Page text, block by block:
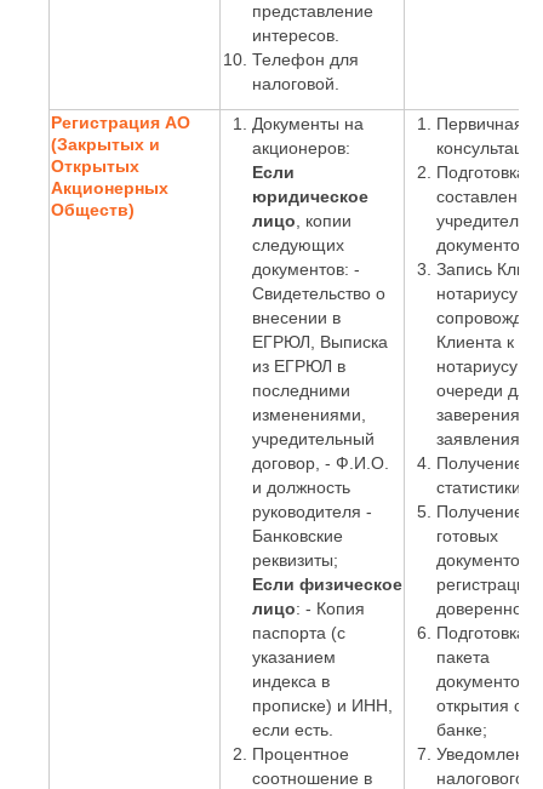
представление
интересов.
Телефон для
налоговой.
Регистрация АО
(Закрытых и
Открытых
Акционерных
Обществ)
Документы на
акционеров:
Если
юридическое
лицо , копии
следующих
документов: -
Свидетельство о
внесении в
ЕГРЮЛ, Выписка
из ЕГРЮЛ в
последними
изменениями,
учредительный
договор, - Ф.И.О.
и должность
руководителя -
Банковские
реквизиты;
Если физическое
лицо: - Копия
паспорта (с
указанием
индекса в
прописке) и ИНН,
если есть.
Процентное
соотношение в
Первичная
Подготовка и
составление
документов;
Запись
нотариусу и
Клиента к
нотариусу
очереди для
заверения
заявления;
Получение
статистики.
Получение
готовых
документов о
регистрации
Подготовка
пакета
документов
открытия
банке;
Уведомление
налогового